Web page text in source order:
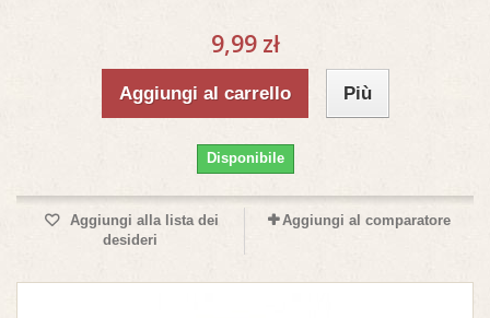
9,99 zł
Aggiungi al carrello Più
Disponibile
Aggiungi alla lista dei
desideri
Aggiungi al comparatore